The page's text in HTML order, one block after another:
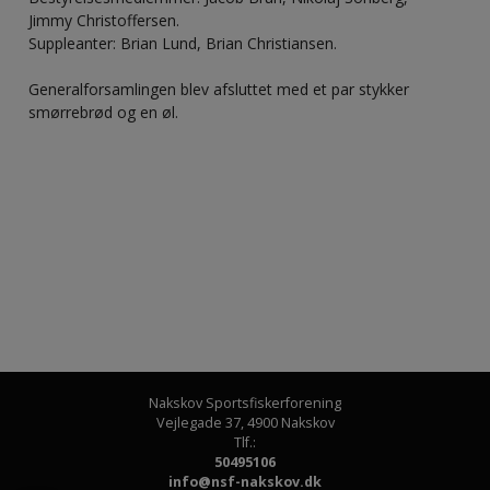
Jimmy Christoffersen.
Suppleanter: Brian Lund, Brian Christiansen.
Generalforsamlingen blev afsluttet med et par stykker
smørrebrød og en øl.
Nakskov Sportsfiskerforening
Vejlegade 37,4900 Nakskov
Tlf.:
50495106
info@nsf-nakskov.dk